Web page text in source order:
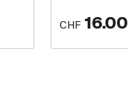
CHF 16.00